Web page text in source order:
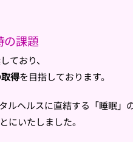
の課題
ており、
得を目指しております。
ルヘルスに直結する「睡眠」
にいたしました。